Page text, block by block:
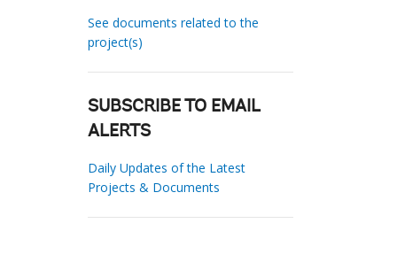
See documents related to the
project(s)
SUBSCRIBE TO EMAIL
ALERTS
Daily Updates of the Latest
Projects & Documents